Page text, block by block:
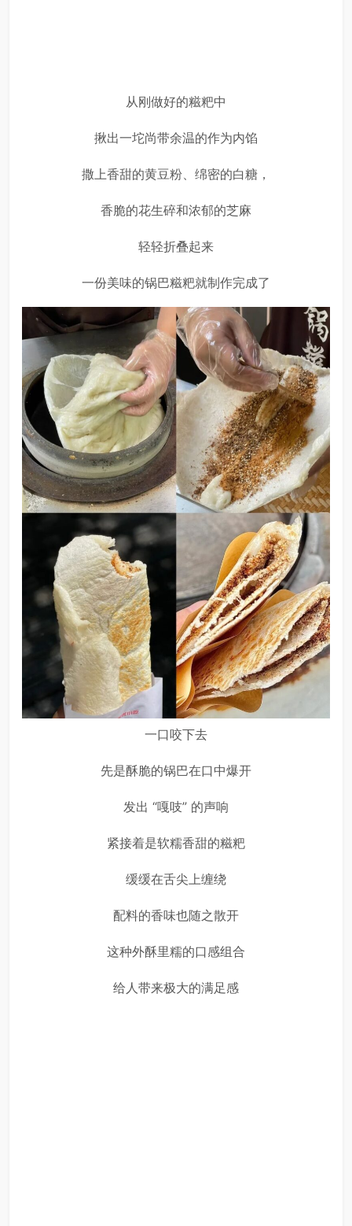
从刚做好的糍粑中
揪出一坨尚带余温的作为内馅
撒上香甜的黄豆粉、绵密的白糖，
香脆的花生碎和浓郁的芝麻
轻轻折叠起来
一份美味的锅巴糍粑就制作完成了
一口咬下去
先是酥脆的锅巴在口中爆开
发出 “嘎吱” 的声响
紧接着是软糯香甜的糍粑
缓缓在舌尖上缠绕
配料的香味也随之散开
这种外酥里糯的口感组合
给人带来极大的满足感